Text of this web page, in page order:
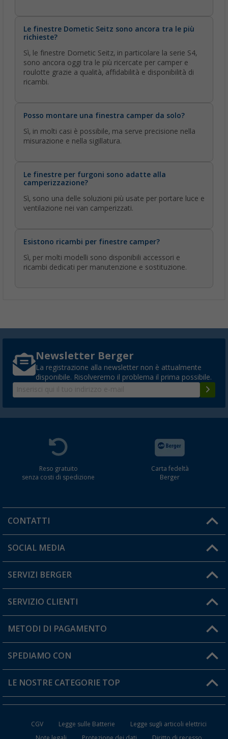
Le finestre Dometic Seitz sono ancora tra le più
richieste?
Sì, le finestre Dometic Seitz, in particolare la serie S4,
sono ancora oggi tra le più ricercate per camper e
roulotte grazie a qualità, affidabilità e disponibilità di
ricambi.
Posso montare una finestra camper da solo?
Sì, in molti casi è possibile, ma serve precisione nella
misurazione e nella sigillatura.
Le finestre per furgoni sono adatte alla
camperizzazione?
Sì, sono una delle soluzioni più usate per portare luce e
ventilazione nei van camperizzati.
Esistono ricambi per finestre camper?
Sì, per molti modelli sono disponibili accessori e
ricambi dedicati per manutenzione e sostituzione.
Newsletter Berger
La registrazione alla newsletter non è attualmente
disponibile. Risolveremo il problema il prima possibile.
Reso gratuito
senza costi di spedizione
Carta fedeltà
Berger
CONTATTI
Orari di apertura del servizio:
Hai una domanda?
SOCIAL MEDIA
SERVIZI BERGER
Diventare rivenditori
Il mio Account
Carta fedeltà Berger
SERVIZIO CLIENTI
Informazioni sulla spedizione
Resi
FAQ e Contatti
METODI DI PAGAMENTO
SPEDIAMO CON
LE NOSTRE CATEGORIE TOP
CGV Legge sulle Batterie
Legge sugli articoli elettrici